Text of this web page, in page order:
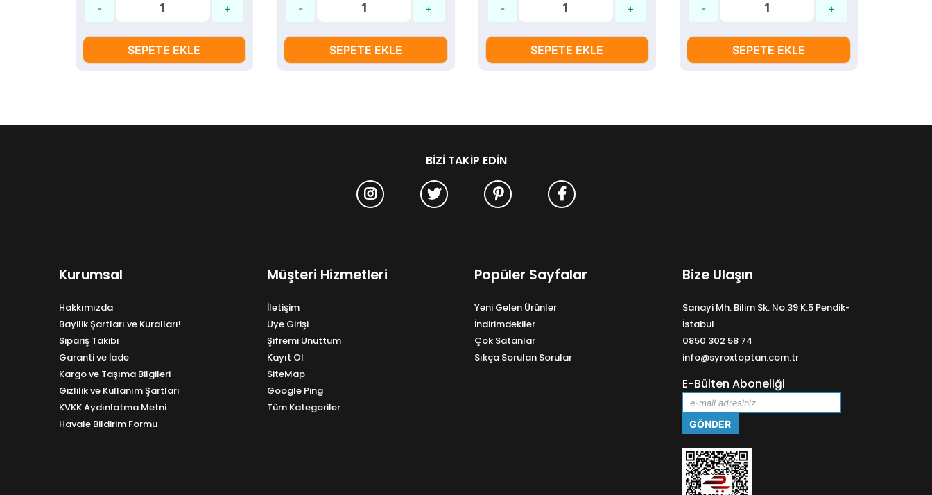
SEPETE EKLE SEPETE EKLE SEPETE EKLE SEPETE EKLE
BIZI TAKIP EDIN
Kurumsal
Hakkımızda
Bayilik Şartları ve Kuralları!
Sipariş Takibi
Garanti ve İade
Kargo ve Taşıma Bilgileri
Gizlilik ve Kullanım Şartları
KVKK Aydınlatma Metni
Havale Bildirim Formu
Müşteri Hizmetleri
İletişim
Üye Girişi
Şifremi Unuttum
Kayıt Ol
SiteMap
Google Ping
Tüm Kategoriler
Popüler Sayfalar
Yeni Gelen Ürünler
İndirimdekiler
Çok Satanlar
Sıkça Sorulan Sorular
Bize Ulaşın
Sanayi Mh. Bilim Sk. No:39 K:5 Pendik-
İstabul
0850 302 58 74
info@syroxtoptan.com.tr
E-Bülten Aboneliği